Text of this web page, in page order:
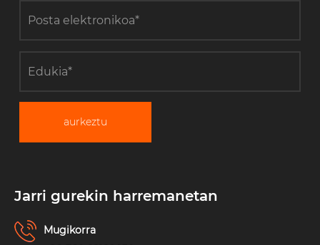
aurkeztu
Jarri gurekin harremanetan
Mugikorra